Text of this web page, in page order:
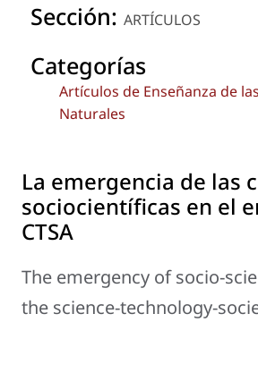
Sección: ARTÍCULOS
Categorías
Artículos de Enseñanza de
Naturales
La emergencia de las
sociocientíficas en el
CTSA
The emergency of socio-
the science-technology-